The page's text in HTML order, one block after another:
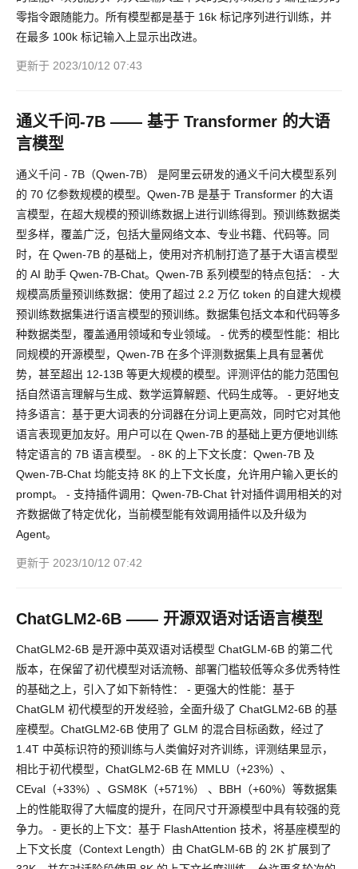
零指令跟随能力。所有模型都是基于 16k 标记序列进行训练，并
在最多 100k 标记输入上显示出改进。
更新于 2023/10/12 07:43
通义千问-7B —— 基于 Transformer 的大语
言模型
通义千问 - 7B（Qwen-7B） 是阿里云研发的通义千问大模型系列
的 70 亿参数规模的模型。Qwen-7B 是基于 Transformer 的大语
言模型，在超大规模的预训练数据上进行训练得到。预训练数据类
型多样，覆盖广泛，包括大量网络文本、专业书籍、代码等。同
时，在 Qwen-7B 的基础上，使用对齐机制打造了基于大语言模型
的 AI 助手 Qwen-7B-Chat。Qwen-7B 系列模型的特点包括： - 大
规模高质量预训练数据：使用了超过 2.2 万亿 token 的自建大规模
预训练数据集进行语言模型的预训练。数据集包括文本和代码等多
种数据类型，覆盖通用领域和专业领域。 - 优秀的模型性能：相比
同规模的开源模型，Qwen-7B 在多个评测数据集上具有显著优
势，甚至超出 12-13B 等更大规模的模型。评测评估的能力范围包
括自然语言理解与生成、数学运算解题、代码生成等。 - 更好地支
持多语言：基于更大词表的分词器在分词上更高效，同时它对其他
语言表现更加友好。用户可以在 Qwen-7B 的基础上更方便地训练
特定语言的 7B 语言模型。 - 8K 的上下文长度：Qwen-7B 及
Qwen-7B-Chat 均能支持 8K 的上下文长度，允许用户输入更长的
prompt。 - 支持插件调用：Qwen-7B-Chat 针对插件调用相关的对
齐数据做了特定优化，当前模型能有效调用插件以及升级为
Agent。
更新于 2023/10/12 07:42
ChatGLM2-6B —— 开源双语对话语言模型
ChatGLM2-6B 是开源中英双语对话模型 ChatGLM-6B 的第二代
版本，在保留了初代模型对话流畅、部署门槛较低等众多优秀特性
的基础之上，引入了如下新特性： - 更强大的性能：基于
ChatGLM 初代模型的开发经验，全面升级了 ChatGLM2-6B 的基
座模型。ChatGLM2-6B 使用了 GLM 的混合目标函数，经过了
1.4T 中英标识符的预训练与人类偏好对齐训练，评测结果显示，
相比于初代模型，ChatGLM2-6B 在 MMLU（+23%）、
CEval（+33%）、GSM8K（+571%） 、BBH（+60%）等数据集
上的性能取得了大幅度的提升，在同尺寸开源模型中具有较强的竞
争力。 - 更长的上下文：基于 FlashAttention 技术，将基座模型的
上下文长度（Context Length）由 ChatGLM-6B 的 2K 扩展到了